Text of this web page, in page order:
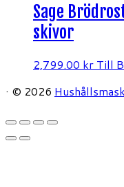
Sage
skivor
2,799.00 kr Till
· © 2026